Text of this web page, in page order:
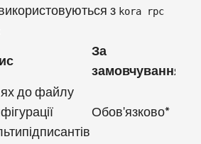
з kora rpc
За
замовчуванням
до файлу
Обов'язково*